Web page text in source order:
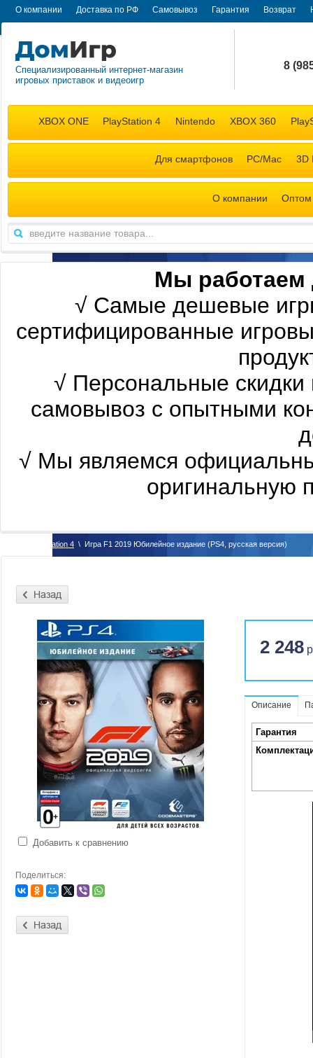
О компании Доставка по РФ Самовывоз Гарантия Возврат
Специализированный интернет-магазин
игровых приставок и видеоигр
8
+7
XBOX ONE PlayStation 4 Nintendo XBOX 360
Для смартфонов PC/Mac 3D
О компании Оптом
Мы работаем
√ Самые дешевые
сертифицированные
√ Персональные
самовывоз с опытными
√ Мы являемся
оригинальную
PlayStation 4 \ Игра F1 2019 Юбилейное издание (PS4, русская версия)
Добавить к сравнению
Поделиться:
2 248
Описание
Гарантия